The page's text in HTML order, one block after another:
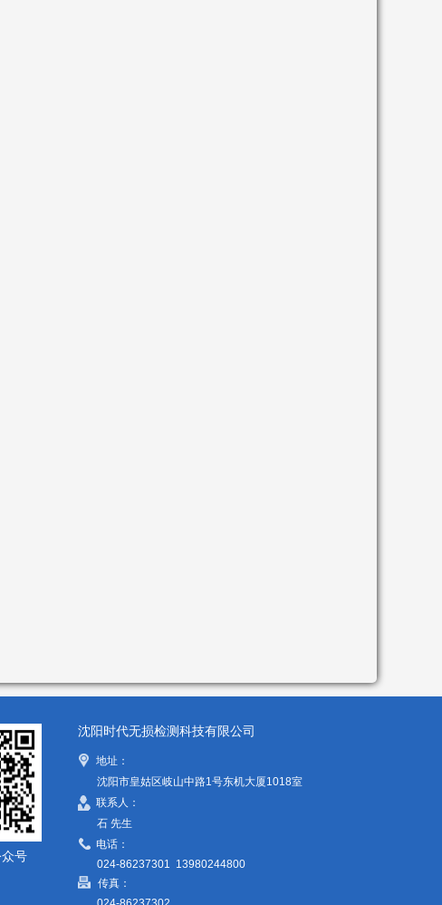
号
沈阳时代无损检测科技有限公司
地址：
沈阳市皇姑区岐山中路1号东机大厦1018室
联系人：
石 先生
电话：
024-86237301 13980244800
传真：